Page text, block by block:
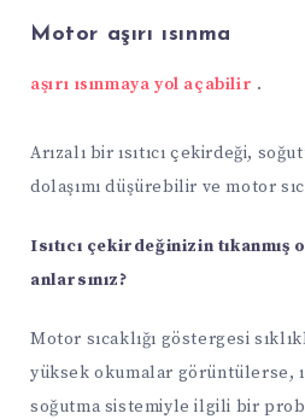
Motor aşırı ısınma
aşırı ısınmaya yol açabilir .
Arızalı bir ısıtıcı çekirdeği,
dolaşımı düşürebilir ve motor
Isıtıcı çekirdeğinizin tıkanmış
anlarsınız?
Motor sıcaklığı göstergesi
yüksek okumalar görüntülerse,
soğutma sistemiyle ilgili bir